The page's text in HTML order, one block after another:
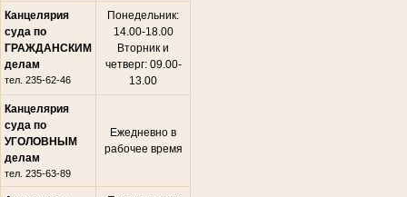
Канцелярия
суда по
ГРАЖДАНСКИМ
делам
тел. 235-62-46
Понедельник:
14.00-18.00
Вторник и
четверг: 09.00-
13.00
Канцелярия
суда по
УГОЛОВНЫМ
делам
тел. 235-63-89
Ежедневно в
рабочее время